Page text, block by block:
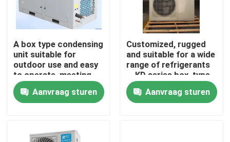
Fabriekstour
Kwaliteitscontrole
Neem contact met ons op
A box type condensing
unit suitable for
outdoor use and easy
to operate, meeting
the needs of
refrigerants such as
R404A, R507A, R448,
Aanvraag sturen
Customized, rugged
and suitable for a wide
range of refrigerants
，KD series box-type
condensing
unit（4~7Hp
optional）
Aanvraag sturen